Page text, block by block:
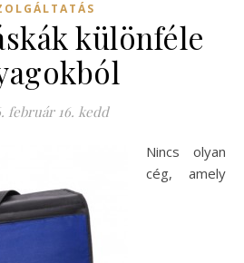
különféle
február 16. kedd
Nincs olyan
cég, amely